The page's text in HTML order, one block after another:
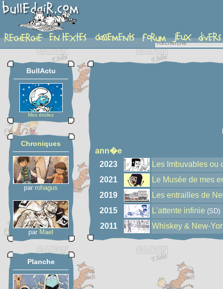
auteur
BullActu
Mes étoiles
Chroniques
par rohagus
par Mael
Planche
ann�e
2023
Les Imbuvables ou
2021
Le Musée de mes
2019
Les entrailles de
2015
L'attente infinie (SD)
2011 Whiskey & New-